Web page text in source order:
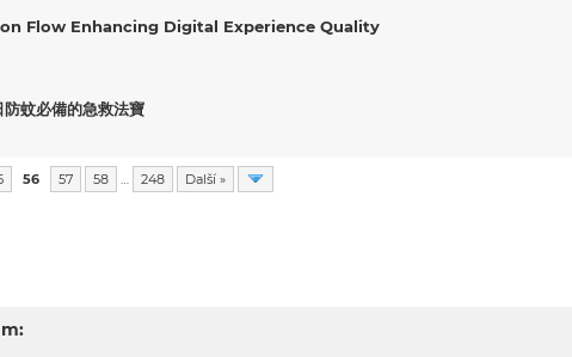
Flow Enhancing Digital Experience Quality
蚊必備的急救法寶
56 57 58 … 248 Další »